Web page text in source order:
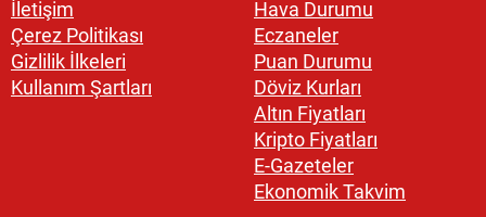
İletişim
Çerez Politikası
Gizlilik İlkeleri
Kullanım Şartları
Hava Durumu
Eczaneler
Puan Durumu
Döviz Kurları
Altın Fiyatları
Kripto Fiyatları
E-Gazeteler
Ekonomik Takvim